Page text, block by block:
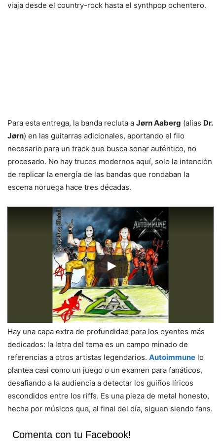
viaja desde el country-rock hasta el synthpop ochentero.
Para esta entrega, la banda recluta a Jørn Aaberg (alias Dr.
Jørn) en las guitarras adicionales, aportando el filo
necesario para un track que busca sonar auténtico, no
procesado. No hay trucos modernos aquí, solo la intención
de replicar la energía de las bandas que rondaban la
escena noruega hace tres décadas.
Hay una capa extra de profundidad para los oyentes más
dedicados: la letra del tema es un campo minado de
referencias a otros artistas legendarios. Autoimmune lo
plantea casi como un juego o un examen para fanáticos,
desafiando a la audiencia a detectar los guiños líricos
escondidos entre los riffs. Es una pieza de metal honesto,
hecha por músicos que, al final del día, siguen siendo fans.
Comenta con tu Facebook!